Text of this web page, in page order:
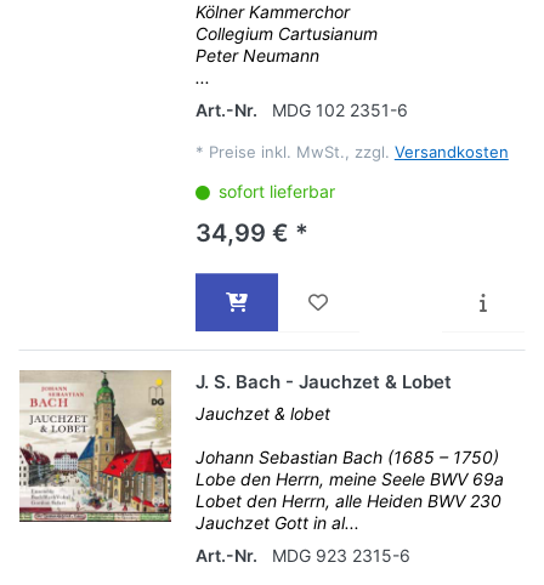
Kölner Kammerchor
Collegium Cartusianum
Peter Neumann
...
Art.-Nr.
MDG 102 2351-6
* Preise inkl. MwSt., zzgl. Versandkosten
sofort lieferbar
34,99 € *
J. S. Bach - Jauchzet & Lobet
Jauchzet & lobet
Johann Sebastian Bach (1685 – 1750)
Lobe den Herrn, meine Seele BWV 69a
Lobet den Herrn, alle Heiden BWV 230
Jauchzet Gott in al...
Art.-Nr.
MDG 923 2315-6